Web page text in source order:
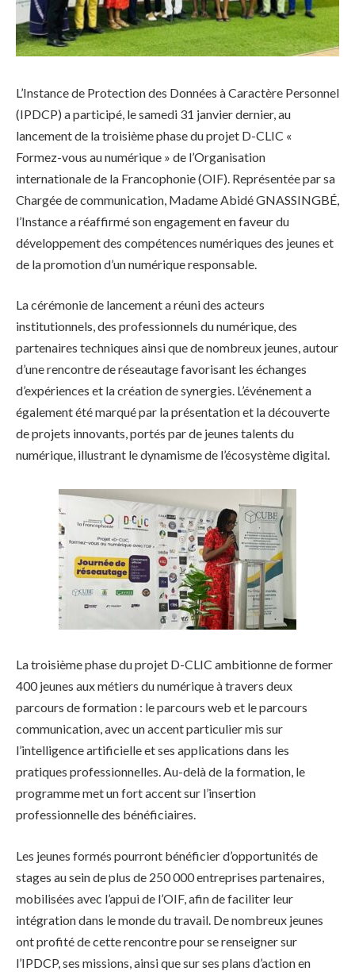
L’Instance de Protection des Données à Caractère Personnel
(IPDCP) a participé, le samedi 31 janvier dernier, au
lancement de la troisième phase du projet D-CLIC «
Formez-vous au numérique » de l’Organisation
internationale de la Francophonie (OIF). Représentée par sa
Chargée de communication, Madame Abidé GNASSINGBÉ,
l’Instance a réaffirmé son engagement en faveur du
développement des compétences numériques des jeunes et
de la promotion d’un numérique responsable.
La cérémonie de lancement a réuni des acteurs
institutionnels, des professionnels du numérique, des
partenaires techniques ainsi que de nombreux jeunes, autour
d’une rencontre de réseautage favorisant les échanges
d’expériences et la création de synergies. L’événement a
également été marqué par la présentation et la découverte
de projets innovants, portés par de jeunes talents du
numérique, illustrant le dynamisme de l’écosystème digital.
La troisième phase du projet D-CLIC ambitionne de former
400 jeunes aux métiers du numérique à travers deux
parcours de formation : le parcours web et le parcours
communication, avec un accent particulier mis sur
l’intelligence artificielle et ses applications dans les
pratiques professionnelles. Au-delà de la formation, le
programme met un fort accent sur l’insertion
professionnelle des bénéficiaires.
Les jeunes formés pourront bénéficier d’opportunités de
stages au sein de plus de 250 000 entreprises partenaires,
mobilisées avec l’appui de l’OIF, afin de faciliter leur
intégration dans le monde du travail. De nombreux jeunes
ont profité de cette rencontre pour se renseigner sur
l’IPDCP, ses missions, ainsi que sur ses plans d’action en